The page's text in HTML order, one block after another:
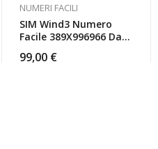
NUMERI FACILI
SIM Wind3 Numero
Facile 389X996966 Da
99,00 €